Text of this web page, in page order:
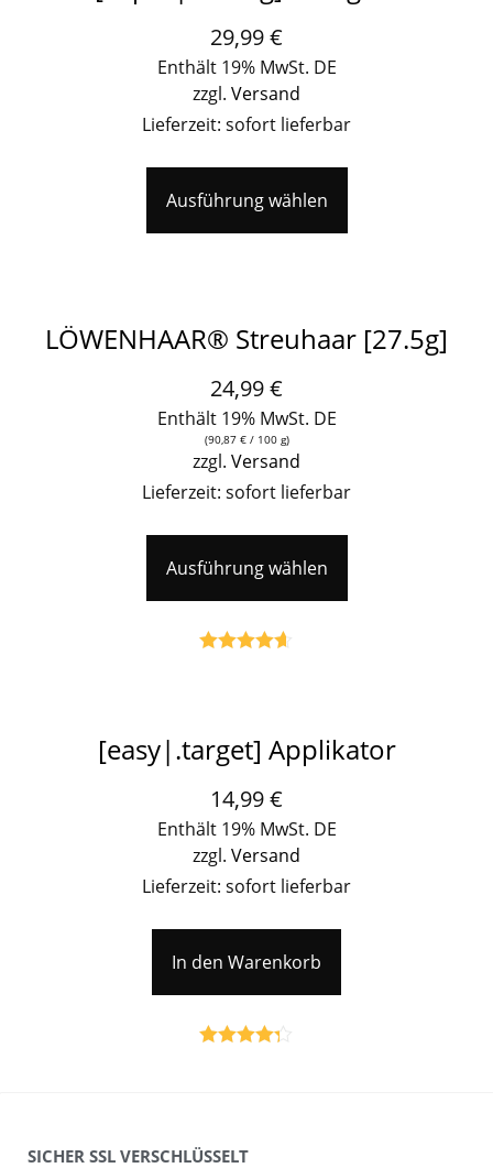
29,99€
Enthält 19% MwSt. DE
zzgl. Versand
Lieferzeit: sofort lieferbar
Ausführung wählen
LÖWENHAAR® Streuhaar [27.5g]
24,99€
Enthält 19% MwSt. DE
(90,87 €/ 100 g)
zzgl. Versand
Lieferzeit: sofort lieferbar
Ausführung wählen
[easy|.target] Applikator
14,99€
Enthält 19% MwSt. DE
zzgl. Versand
Lieferzeit: sofort lieferbar
In den Warenkorb
SICHER SSL VERSCHLÜSSELT